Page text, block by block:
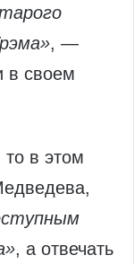
, —
в своем
то в этом
, а отвечать